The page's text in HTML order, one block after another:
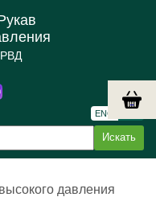
РВД
ENG
давления